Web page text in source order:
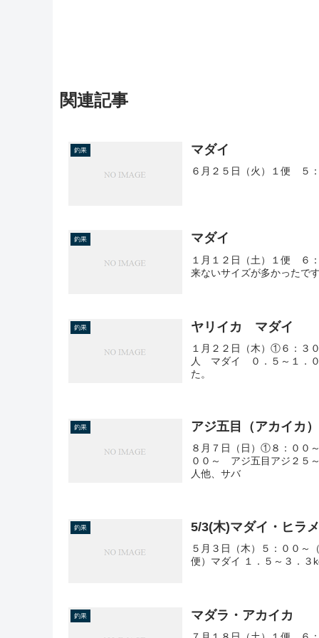
関連記事
釣果 マダイ
６月２５日（火）１便 ５
釣果 マダイ
１月１２日（土）１便 ６
来ないサイズが多かったで
釣果 ヤリイカ マダイ
１月２２日（木）①６：
人 マダイ ０．５～１
た。
釣果 アジ五目（アカイカ）
８月７日（日）①８：００
００～ アジ五目アジ２５
人他、サバ
釣果 5/3(木)マダイ・ヒラ
５月３日（木）５：００～
便）マダイ １．５～３．３
釣果 マダラ・アカイカ